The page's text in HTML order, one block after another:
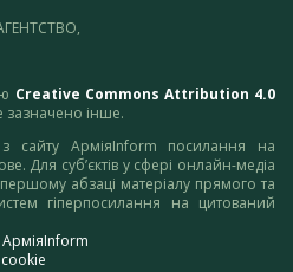
Creative Commons Attribution 4.0
зазначено інше.
сайту АрміяInform посилання на
Для суб’єктів у сфері онлайн-медіа
абзаці матеріалу прямого та
гіперпосилання на цитований
АрміяInform